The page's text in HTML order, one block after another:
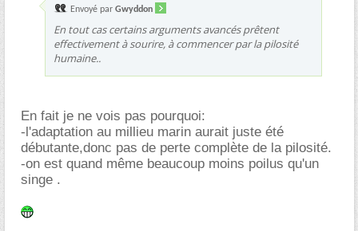
Envoyé par Gwyddon
En tout cas certains arguments avancés prêtent
effectivement à sourire, à commencer par la pilosité
humaine..
En fait je ne vois pas pourquoi:
-l'adaptation au millieu marin aurait juste été
débutante,donc pas de perte complète de la pilosité.
-on est quand même beaucoup moins poilus qu'un
singe .